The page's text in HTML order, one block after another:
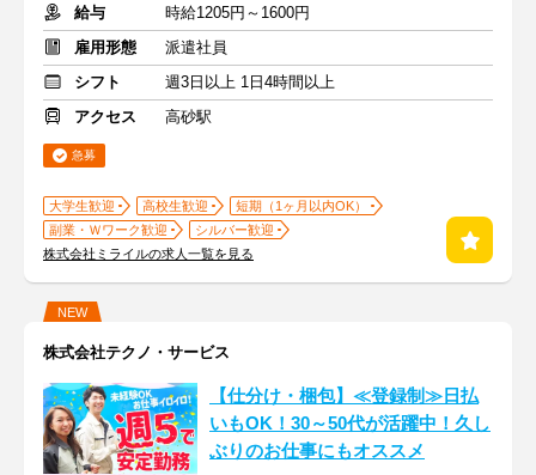
給与
時給1205円～1600円
雇用形態
派遣社員
シフト
週3日以上 1日4時間以上
アクセス
高砂駅
急募
大学生歓迎 高校生歓迎
短期（1ヶ月以内OK）
副業・Ｗワーク歓迎
シルバー歓迎
株式会社ミライルの求人一覧を見る
NEW
株式会社テクノ・サービス
【仕分け・梱包】≪登録制≫日払
いもOK！30～50代が活躍中！久し
ぶりのお仕事にもオススメ